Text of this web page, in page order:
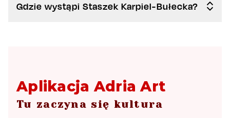
Gdzie wystąpi Staszek Karpiel-Bułecka?
Aplikacja Adria Art
Tu zaczyna się kultura